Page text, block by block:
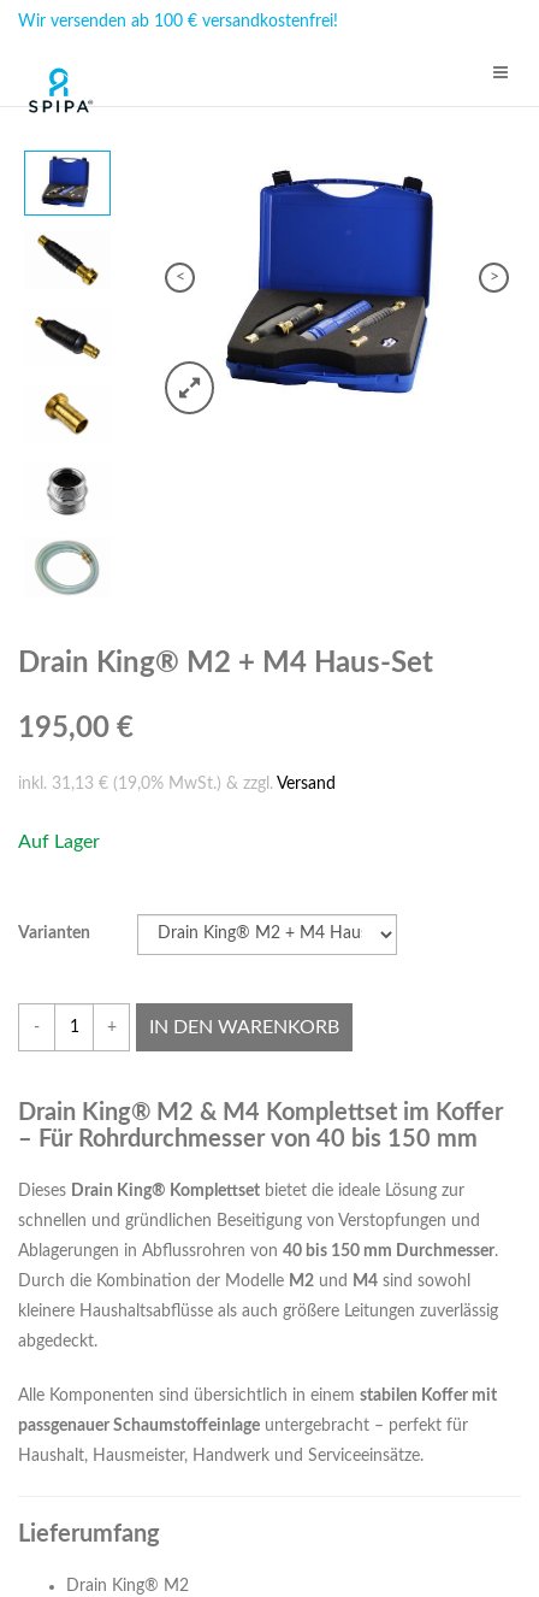
Wir versenden ab 100 € versandkostenfrei!
< >
Drain King® M2 + M4 Haus-Set
195,00 €
inkl. 31,13 € (19,0% MwSt.) & zzgl. Versand
Auf Lager
Varianten
- + IN DEN WARENKORB
Drain King® M2 & M4 Komplettset im Koffer
– Für Rohrdurchmesser von 40 bis 150 mm
Dieses Drain King® Komplettset bietet die ideale Lösung zur
schnellen und gründlichen Beseitigung von Verstopfungen und
Ablagerungen in Abflussrohren von 40 bis 150 mm Durchmesser.
Durch die Kombination der Modelle M2 und M4 sind sowohl
kleinere Haushaltsabflüsse als auch größere Leitungen zuverlässig
abgedeckt.
Alle Komponenten sind übersichtlich in einem stabilen Koffer mit
passgenauer Schaumstoffeinlage untergebracht – perfekt für
Haushalt, Hausmeister, Handwerk und Serviceeinsätze.
Lieferumfang
Drain King® M2